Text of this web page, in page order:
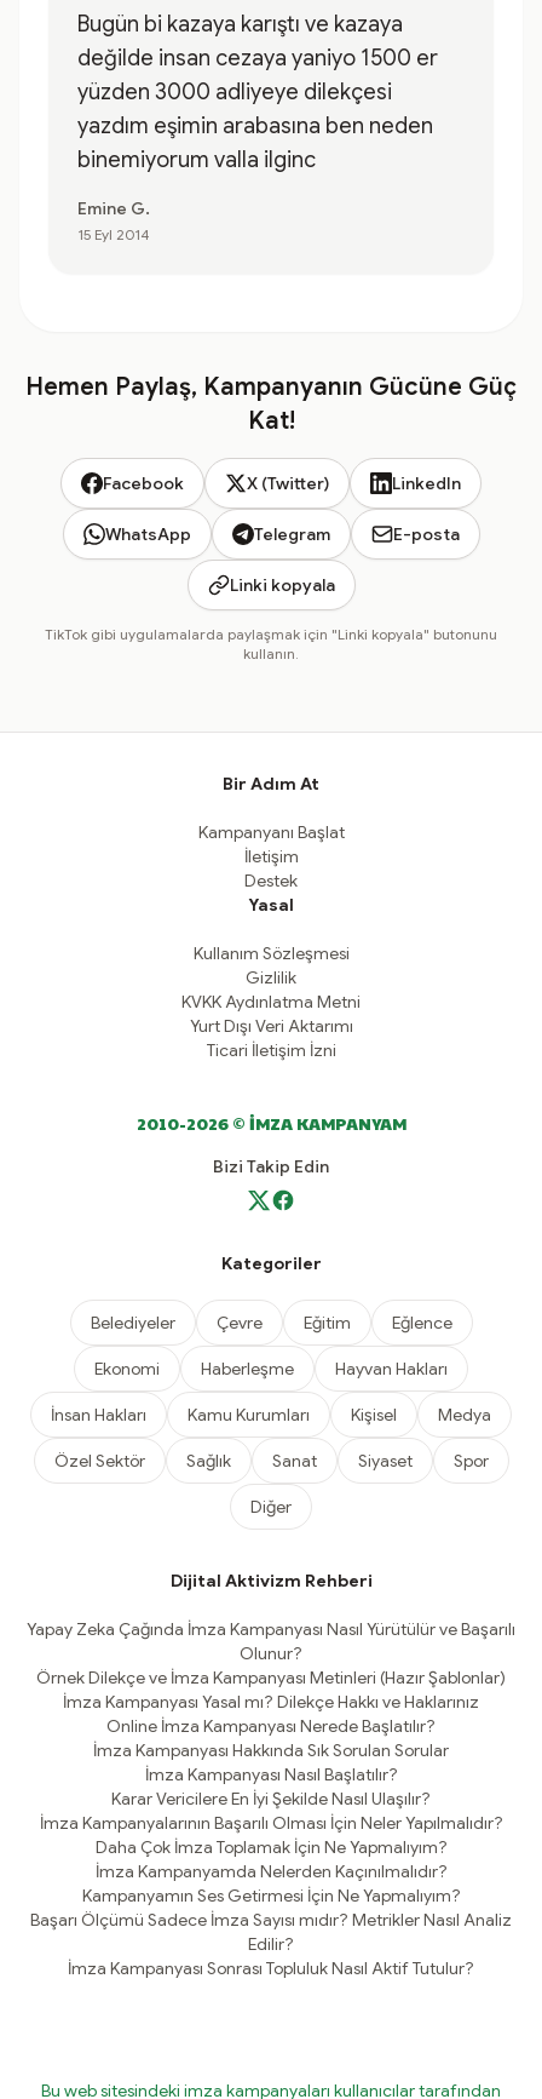
Bugün bi kazaya karıştı ve kazaya
değilde insan cezaya yaniyo 1500 er
yüzden 3000 adliyeye dilekçesi
yazdım eşimin arabasına ben neden
binemiyorum valla ilginc
Emine G.
15 Eyl 2014
Hemen Paylaş, Kampanyanın Gücüne Güç
Kat!
Facebook X (Twitter) LinkedIn
WhatsApp Telegram E-posta
Linki kopyala
TikTok gibi uygulamalarda paylaşmak için "Linki kopyala" butonunu
kullanın.
Bir Adım At
Kampanyanı Başlat
İletişim
Destek
Yasal
Kullanım Sözleşmesi
Gizlilik
KVKK Aydınlatma Metni
Yurt Dışı Veri Aktarımı
Ticari İletişim İzni
2010-2026 © İMZA KAMPANYAM
Bizi Takip Edin
Kategoriler
Belediyeler Çevre Eğitim Eğlence
Ekonomi Haberleşme Hayvan Hakları
İnsan Hakları Kamu Kurumları Kişisel Medya
Özel Sektör Sağlık Sanat Siyaset Spor
Diğer
Dijital Aktivizm Rehberi
Yapay Zeka Çağında İmza Kampanyası Nasıl Yürütülür ve Başarılı
Olunur?
Örnek Dilekçe ve İmza Kampanyası Metinleri (Hazır Şablonlar)
İmza Kampanyası Yasal mı? Dilekçe Hakkı ve Haklarınız
Online İmza Kampanyası Nerede Başlatılır?
İmza Kampanyası Hakkında Sık Sorulan Sorular
İmza Kampanyası Nasıl Başlatılır?
Karar Vericilere En İyi Şekilde Nasıl Ulaşılır?
İmza Kampanyalarının Başarılı Olması İçin Neler Yapılmalıdır?
Daha Çok İmza Toplamak İçin Ne Yapmalıyım?
İmza Kampanyamda Nelerden Kaçınılmalıdır?
Kampanyamın Ses Getirmesi İçin Ne Yapmalıyım?
Başarı Ölçümü Sadece İmza Sayısı mıdır? Metrikler Nasıl Analiz
Edilir?
İmza Kampanyası Sonrası Topluluk Nasıl Aktif Tutulur?
Bu web sitesindeki imza kampanyaları kullanıcılar tarafından